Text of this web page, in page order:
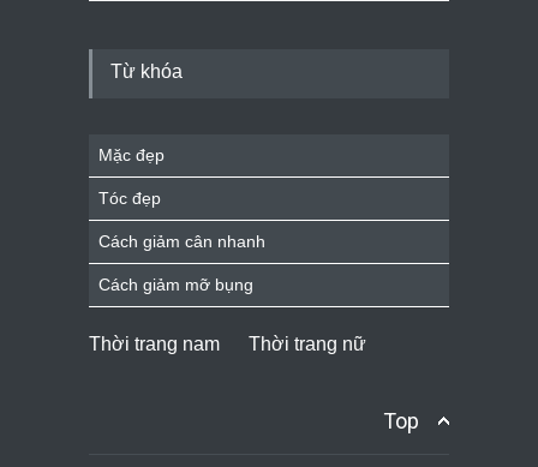
Từ khóa
Mặc đẹp
Tóc đẹp
Cách giảm cân nhanh
Cách giảm mỡ bụng
Thời trang nam Thời trang nữ
Top